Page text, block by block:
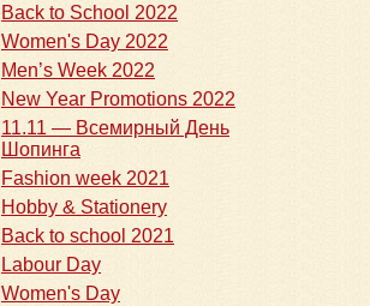
Back to School 2022
Women's Day 2022
Men’s Week 2022
New Year Promotions 2022
11.11 — Всемирный День
Шопинга
Fashion week 2021
Hobby & Stationery
Back to school 2021
Labour Day
Women's Day